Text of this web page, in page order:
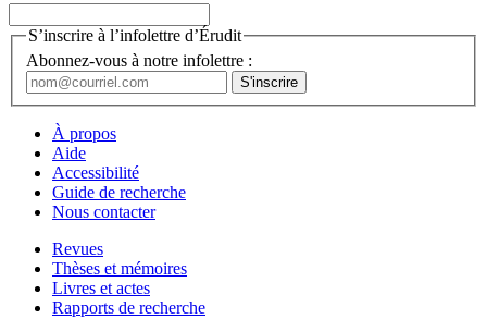
S’inscrire à l’infolettre d’Érudit
Abonnez-vous à notre infolettre :
À propos
Aide
Accessibilité
Guide de recherche
Nous contacter
Revues
Thèses et mémoires
Livres et actes
Rapports de recherche